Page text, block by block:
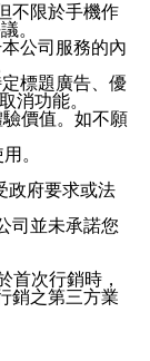
不限於手機作
。
公司服務的內
標題廣告、優
消功能。
價值。如不願
。
政府要求或法
司並未承諾您
首次行銷時，
銷之第三方業